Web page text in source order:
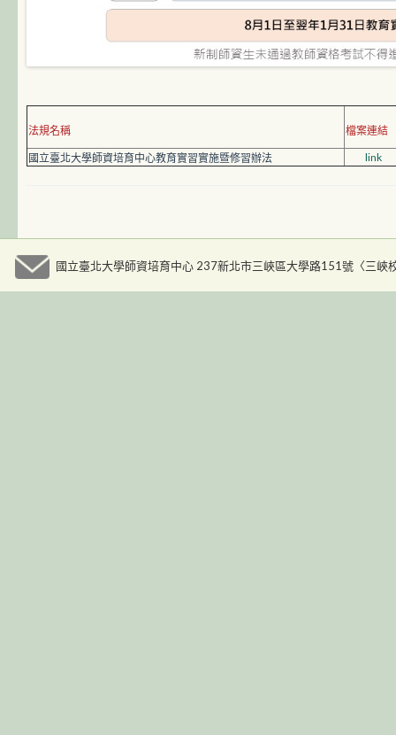
法規名稱 檔案連結
國立臺北大學師資培育中心教育實習實施暨修習辦法 link
國立臺北大學師資培育中心 237新北市三峽區大學路151號〈三